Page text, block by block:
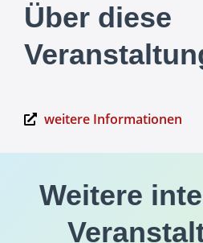
Über diese
weitere Informationen
Weitere